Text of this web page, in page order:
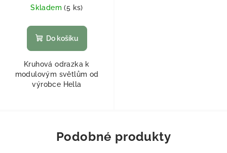
Skladem(5 ks)
Do košíku
Kruhová odrazka k
modulovým světlům od
výrobce Hella
Podobné produkty